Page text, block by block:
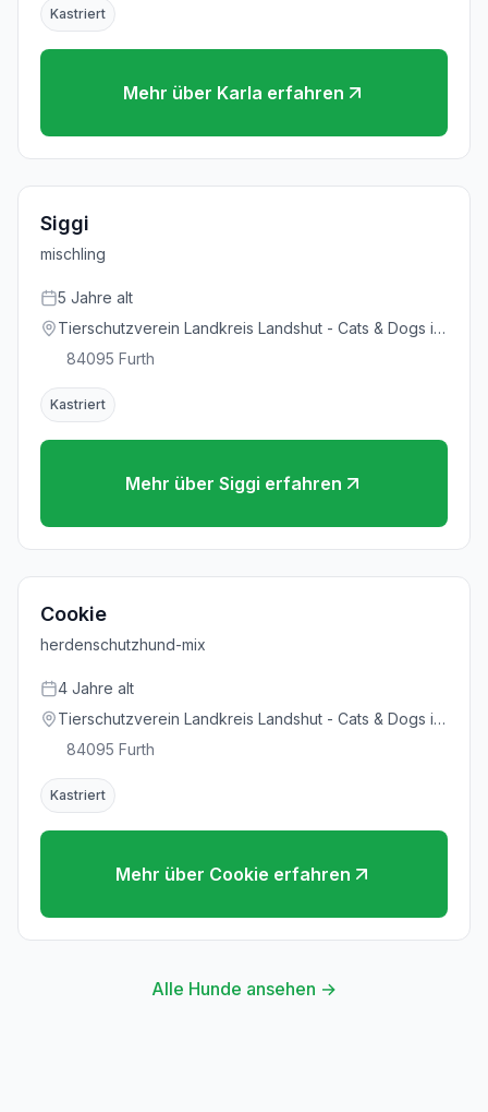
Kastriert
Mehr über Karla erfahren
Siggi
mischling
5 Jahre alt
Tierschutzverein Landkreis Landshut - Cats & Dogs in
Not e.V.
84095 Furth
Kastriert
Mehr über Siggi erfahren
Cookie
herdenschutzhund-mix
4 Jahre alt
Tierschutzverein Landkreis Landshut - Cats & Dogs in
Not e.V.
84095 Furth
Kastriert
Mehr über Cookie erfahren
Alle Hunde ansehen →